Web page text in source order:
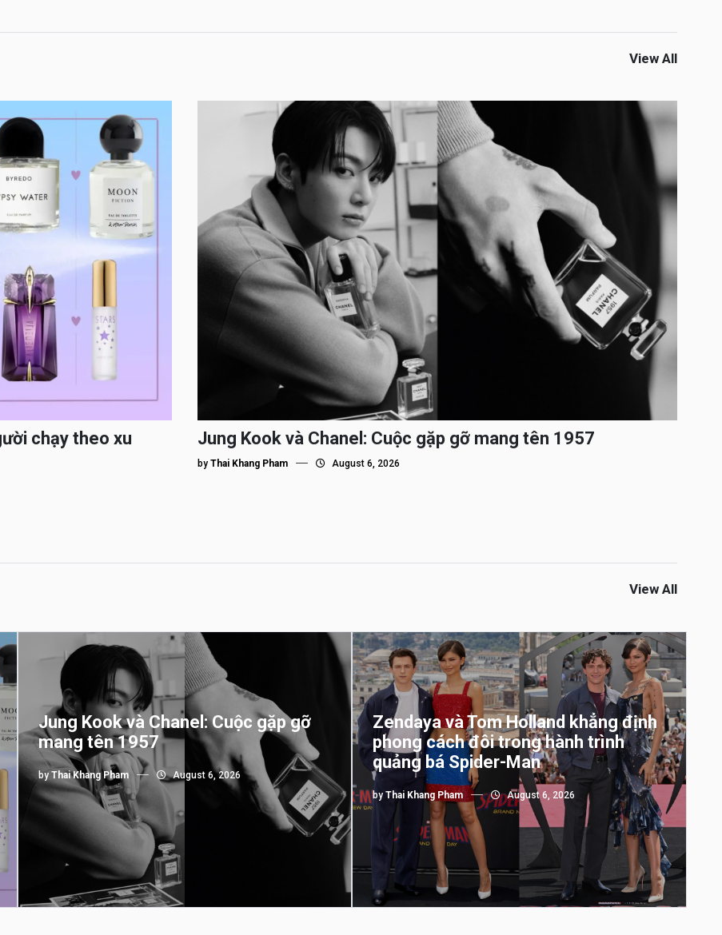
View All
chạy theo xu
Jung Kook và Chanel: Cuộc gặp gỡ mang tên 1957
by Thai Khang Pham August 6, 2026
View All
Jung Kook và Chanel: Cuộc gặp gỡ
mang tên 1957
by Thai Khang Pham August 6, 2026
Zendaya và Tom Holland khẳng định
phong cách đôi trong hành trình
quảng bá Spider-Man
byThai Khang Pham August 6, 2026